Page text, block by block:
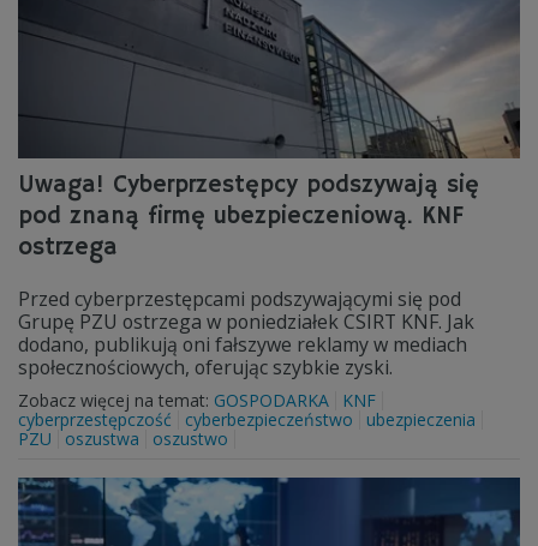
Uwaga! Cyberprzestępcy podszywają się
pod znaną firmę ubezpieczeniową. KNF
ostrzega
Przed cyberprzestępcami podszywającymi się pod
Grupę PZU ostrzega w poniedziałek CSIRT KNF. Jak
dodano, publikują oni fałszywe reklamy w mediach
społecznościowych, oferując szybkie zyski.
Zobacz więcej na temat: GOSPODARKA
KNF
cyberprzestępczość
cyberbezpieczeństwo
ubezpieczenia
PZU
oszustwa oszustwo